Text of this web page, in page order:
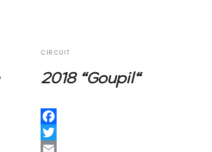
CIRCUIT
2018 “Goupil“
Facebook
Twitter